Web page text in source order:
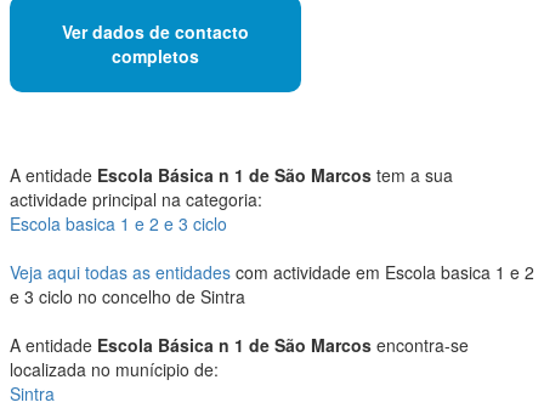
Ver dados de contacto
completos
A entidade Escola Básica n 1 de São Marcos tem a sua
actividade principal na categoria:
Escola basica 1 e 2 e 3 ciclo
Veja aqui todas as entidades com actividade em Escola basica 1 e 2
e 3 ciclo no concelho de Sintra
A entidade Escola Básica n 1 de São Marcos encontra-se
localizada no munícipio de:
Sintra